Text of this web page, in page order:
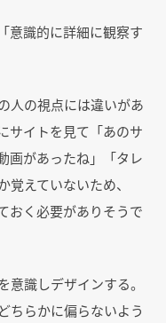
意識的に詳細に観察す
人の視点には違いがあ
サイトを見て「あのサ
画があったね」「タレ
えていないため、
おく必要がありそうで
識しデザインする。
ちらかに偏らないよう